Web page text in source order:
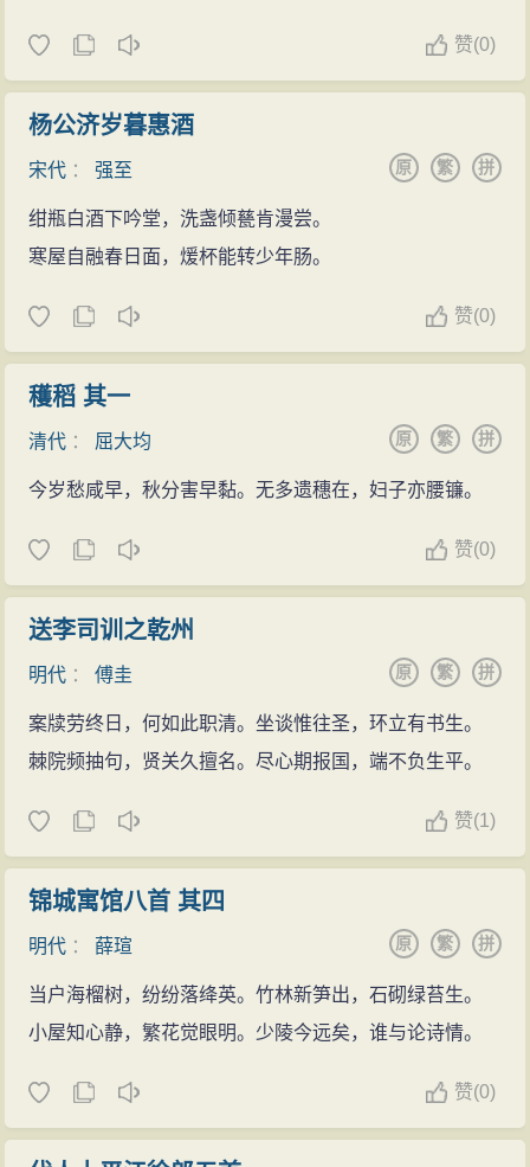
赞(0)
杨公济岁暮惠酒
宋代 ：强至 拼
繁
原
绀瓶白酒下吟堂，洗盏倾甆肯漫尝。
寒屋自融春日面，煖杯能转少年肠。
赞(0)
穫稻 其一
清代 ： 屈大均 拼
繁
原
今岁愁咸早，秋分害早黏。无多遗穗在，妇子亦腰镰。
赞(0)
送李司训之乾州
明代 ：傅圭 拼
繁
原
案牍劳终日，何如此职清。坐谈惟往圣，环立有书生。
棘院频抽句，贤关久擅名。尽心期报国，端不负生平。
赞(1)
锦城寓馆八首 其四
明代 ： 薛瑄 拼
繁
原
当户海榴树，纷纷落绛英。竹林新笋出，石砌绿苔生。
小屋知心静，繁花觉眼明。少陵今远矣，谁与论诗情。
赞(0)